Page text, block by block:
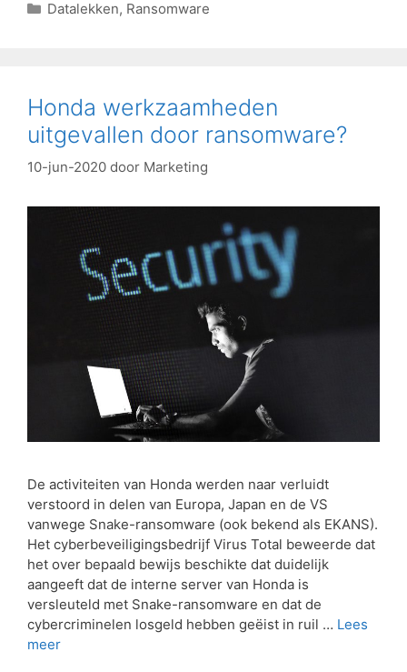
Datalekken, Ransomware
Honda werkzaamheden
uitgevallen door ransomware?
10-jun-2020 door Marketing
De activiteiten van Honda werden naar verluidt
verstoord in delen van Europa, Japan en de VS
vanwege Snake-ransomware (ook bekend als EKANS).
Het cyberbeveiligingsbedrijf Virus Total beweerde dat
het over bepaald bewijs beschikte dat duidelijk
aangeeft dat de interne server van Honda is
versleuteld met Snake-ransomware en dat de
cybercriminelen losgeld hebben geëist in ruil … Lees
meer